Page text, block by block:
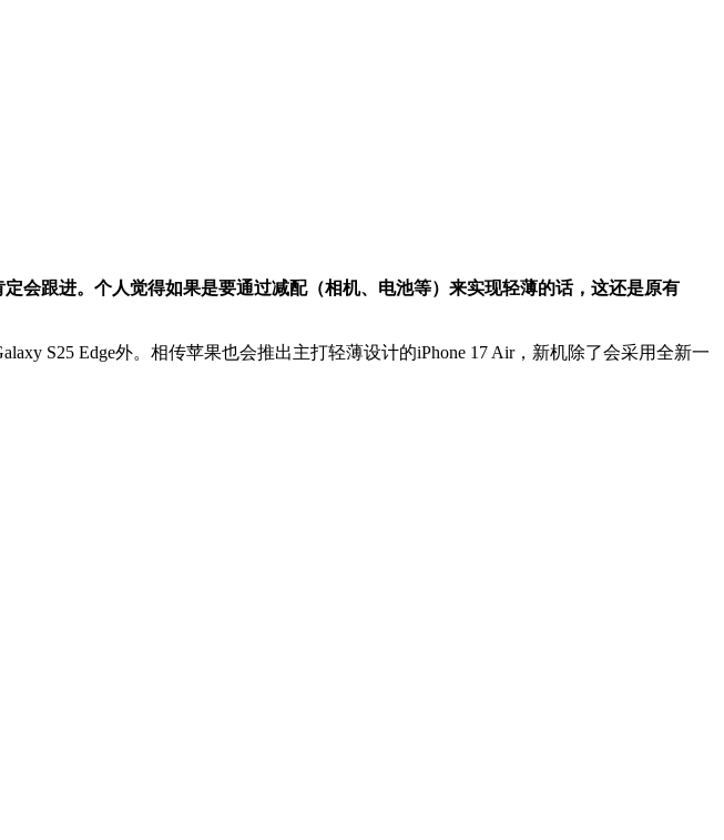
会跟进。个人觉得如果是要通过减配（相机、电池等）来实现轻薄的话，这还是原有
S25 Edge外。相传苹果也会推出主打轻薄设计的iPhone 17 Air，新机除了会采用全新一